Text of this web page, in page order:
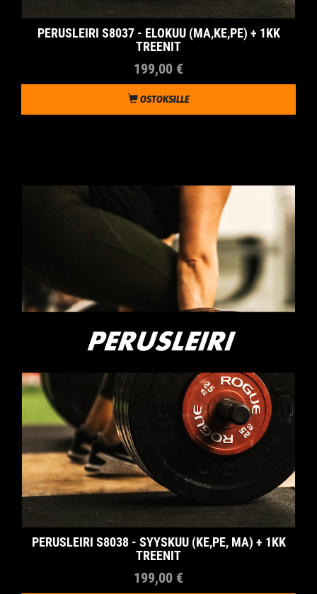
PERUSLEIRI S8037 - ELOKUU (MA,KE,PE) + 1KK
TREENIT
199,00 €
OSTOKSILLE
PERUSLEIRI S8038 - SYYSKUU (KE,PE, MA) + 1KK
TREENIT
199,00 €